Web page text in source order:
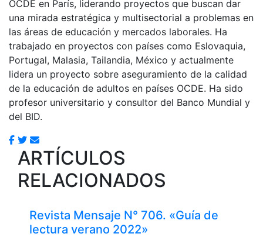
OCDE en París, liderando proyectos que buscan dar
una mirada estratégica y multisectorial a problemas en
las áreas de educación y mercados laborales. Ha
trabajado en proyectos con países como Eslovaquia,
Portugal, Malasia, Tailandia, México y actualmente
lidera un proyecto sobre aseguramiento de la calidad
de la educación de adultos en países OCDE. Ha sido
profesor universitario y consultor del Banco Mundial y
del BID.
ARTÍCULOS
RELACIONADOS
Revista Mensaje N° 706. «Guía de
lectura verano 2022»